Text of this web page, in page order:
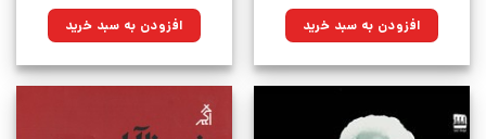
۶۹۰,۰۰۰تومان
بود.
۴۷۹,۵۵۰تومان. افزودن به سبد خرید ۷۵۰,۰۰۰تومان
بود.
۵۶۶,۲۵۰تومان.افزودن به سبد خرید